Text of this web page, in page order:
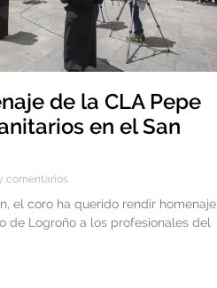
de la CLA Pepe
en el San
comentarios
el coro ha querido rendir homenaje
de Logroño a los profesionales del